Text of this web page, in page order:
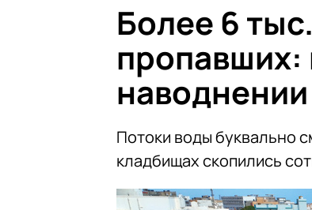
Более 6
пропавших:
Потоки воды буквально
кладбищах скопились